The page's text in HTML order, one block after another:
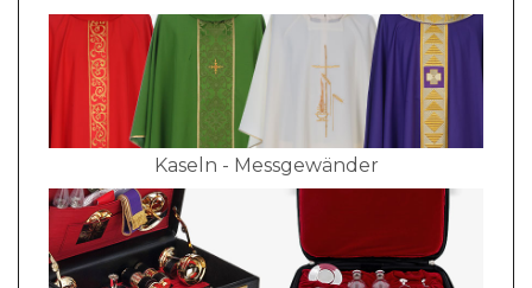
Kaseln - Messgewänder